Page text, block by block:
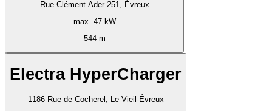
Rue Clément Ader 251, Évreux
max. 47 kW
544 m
Electra HyperCharger
1186 Rue de Cocherel, Le Vieil-Évreux